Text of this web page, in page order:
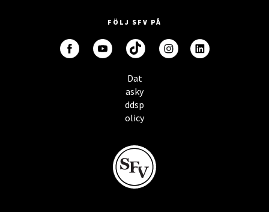
FÖLJ SFV PÅ
Dat
asky
ddsp
olicy